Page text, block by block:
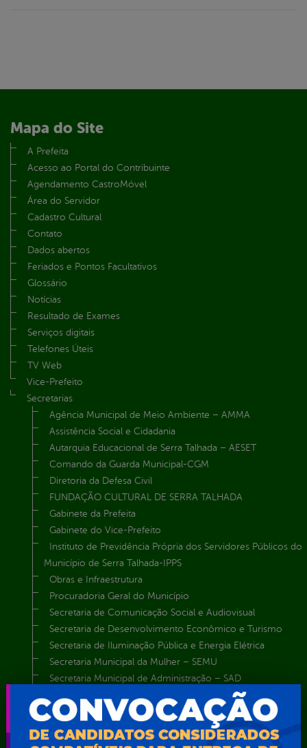
Mapa do Site
A Prefeita
Acesso ao Portal do Contribuinte
Agendamento CastroMóvel
Área do Servidor
Cadastro Cultural
Contato
Dados abertos
Feriados e Pontos Facultativos
Glossário
Notícias
Resultado de Exames
Serviços digitais
Telefones Úteis
TV Web
Vice-Prefeito
Secretarias
Agência Municipal de Meio Ambiente – AMMA
Assistência Social e Cidadania
Autarquia Educacional de Serra Talhada – AESET
Comando da Guarda Municipal-CGM
Diretoria da Defesa Civil
FUNDAÇÃO CULTURAL DE SERRA TALHADA
Gabinete da Prefeita
Gabinete do Vice-Prefeito
Instituto de Previdência Própria dos Servidores Públicos do
Município de Serra Talhada-IPPS
Obras e Infraestrutura
Procuradoria Geral do Município
Secretaria de Comunicação Social e Audiovisual
Secretaria de Desenvolvimento Econômico e Turismo
Secretaria de Iluminação Pública e Energia Elétrica
Secretaria Municipal da Mulher – SEMU
Secretaria Municipal de Administração – SAD
Secretaria Municipal de Agricultura e Recursos Hídricos –
SEMARH / Secretaria de Agricultura Familiar – SEMAF
Secretaria Municipal de Educação – SEST
Secretaria Municipal de Esporte e Lazer – SEMEL